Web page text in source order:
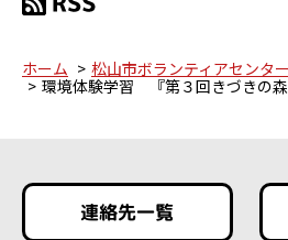
ホーム 松山市ボランティアセンター
環境体験学習 『第３回きづきの森
連絡先一覧